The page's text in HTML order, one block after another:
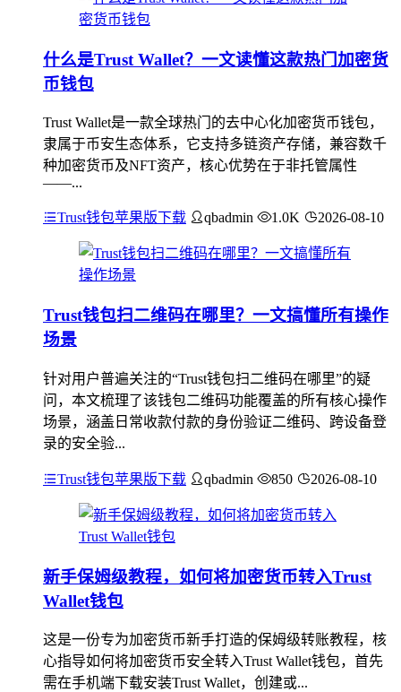
什么是Trust Wallet？一文读懂这款热门加密货
币钱包
Trust Wallet是一款全球热门的去中心化加密货币钱包，
隶属于币安生态体系，它支持多链资产存储，兼容数千
种加密货币及NFT资产，核心优势在于非托管属性
——...
Trust钱包苹果版下载 qbadmin 1.0K 2026-08-10
Trust钱包扫二维码在哪里？一文搞懂所有操作
场景
针对用户普遍关注的“Trust钱包扫二维码在哪里”的疑
问，本文梳理了该钱包二维码功能覆盖的所有核心操作
场景，涵盖日常收款付款的身份验证二维码、跨设备登
录的安全验...
Trust钱包苹果版下载 qbadmin 850 2026-08-10
新手保姆级教程，如何将加密货币转入Trust
Wallet钱包
这是一份专为加密货币新手打造的保姆级转账教程，核
心指导如何将加密货币安全转入Trust Wallet钱包，首先
需在手机端下载安装Trust Wallet，创建或...